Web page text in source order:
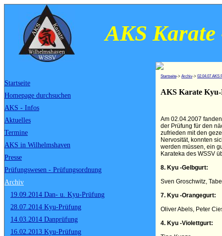
AKS Karate
Startseite
Homepage durchsuchen
AKS - Infos
Aktuelles
Termine
AKS in Wilhelmshaven
Presse
Prüfungswesen - Prüfungsordnung
Archiv
19.09.2014 Dan- u. Kyu-Prüfung
28.07.2014 Kyu-Prüfung
14.03.2014 Danprüfung
16.02.2013 Kyu-Prüfung
Startseite-> Archiv-> 02.04.07 AKS
AKS Karate
Am 02.04.2007
der Prüfung für den
zufrieden mit den
Nervosität, konnten
werden müssen, ein
Karateka des WSSV
8. Kyu -Gelbgurt:
Sven Groschwitz,
7. Kyu -Orangegurt:
Oliver Abels, Peter
4. Kyu -Violettgurt: